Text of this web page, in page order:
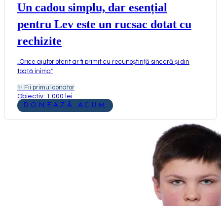
Un cadou simplu, dar esențial
pentru Lev este un rucsac dotat cu
rechizite
Orice ajutor oferit ar fi primit cu recunoștință sinceră și din
toată inima"
✨ Fii primul donator
Obiectiv: 1.000 lei
DONEAZĂ ACUM